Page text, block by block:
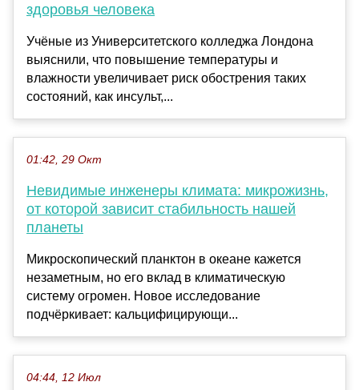
здоровья человека
Учёные из Университетского колледжа Лондона
выяснили, что повышение температуры и
влажности увеличивает риск обострения таких
состояний, как инсульт,...
01:42, 29 Окт
Невидимые инженеры климата: микрожизнь,
от которой зависит стабильность нашей
планеты
Микроскопический планктон в океане кажется
незаметным, но его вклад в климатическую
систему огромен. Новое исследование
подчёркивает: кальцифицирующи...
04:44, 12 Июл